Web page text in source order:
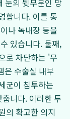
눈의 뒷부분인 망
합니다. 이를 통
나 녹내장 등을
있습니다. 둘째,
로 차단하는 '무
은 수술실 내부
균이 침투하는
니다. 이러한 투
의 확고한 의지